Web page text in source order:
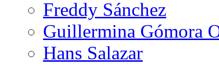
Freddy Sánchez
Guillermina Gómora
Hans Salazar